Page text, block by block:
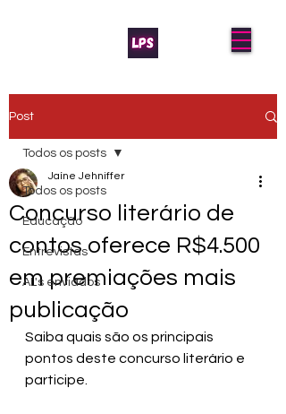
Post
Todos os posts
Educação
Entrevistas
AL's enviados
Todos os posts
Concurso literário de
contos oferece R$4.500
em premiações mais
publicação
Jaíne Jehniffer
Saiba quais são os principais
pontos deste concurso literário e
participe.